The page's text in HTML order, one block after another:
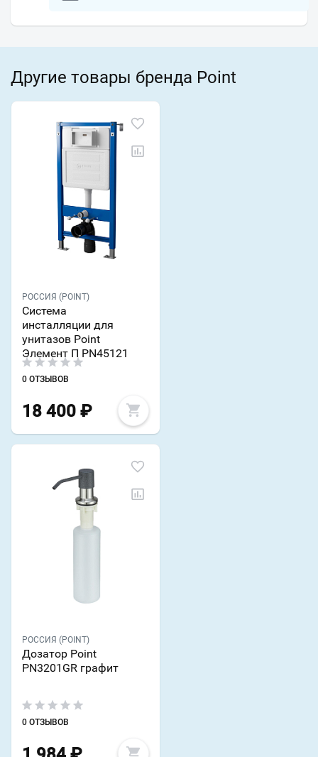
Другие товары бренда Point
РОССИЯ (POINT)
Система
инсталляции для
унитазов Point
Элемент П PN45121
0 ОТЗЫВОВ
18 400 ₽
РОССИЯ (POINT)
Дозатор Point
PN3201GR графит
0 ОТЗЫВОВ